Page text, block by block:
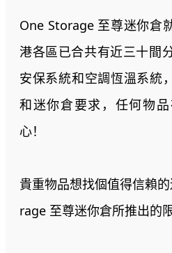
One Storage 至尊迷你倉
港各區已合共有近三十間
安保系統和空調恆溫系統
和迷你倉要求，任何物
心！
貴重物品想找個值得信賴
rage 至尊迷你倉所推出的